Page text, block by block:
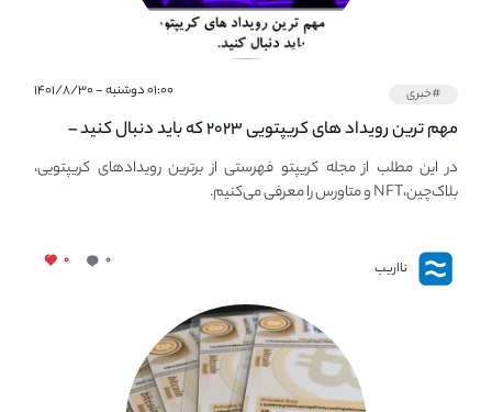
#خبری ۰۱:۰۰ دوشنبه - ۱۴۰۱/۸/۳۰
مهم ترین رویداد های کریپتویی ۲۰۲۳ که باید دنبال کنید –
معرفی بهترین رویداد های جهانی
در این مطلب از مجله کریپتو فهرستی از برترین رویدادهای کریپتویی،
بلاک‌چین،NFT و متاورس را معرفی می‌کنیم.
نااریب ۰ ۰